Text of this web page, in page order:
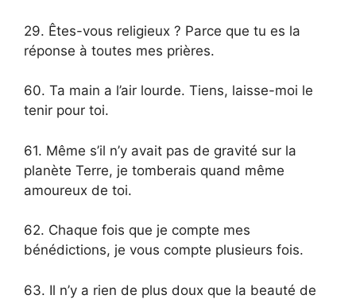
29. Êtes-vous religieux ? Parce que tu es la
réponse à toutes mes prières.
60. Ta main a l’air lourde. Tiens, laisse-moi le
tenir pour toi.
61. Même s’il n’y avait pas de gravité sur la
planète Terre, je tomberais quand même
amoureux de toi.
62. Chaque fois que je compte mes
bénédictions, je vous compte plusieurs fois.
63. Il n’y a rien de plus doux que la beauté de